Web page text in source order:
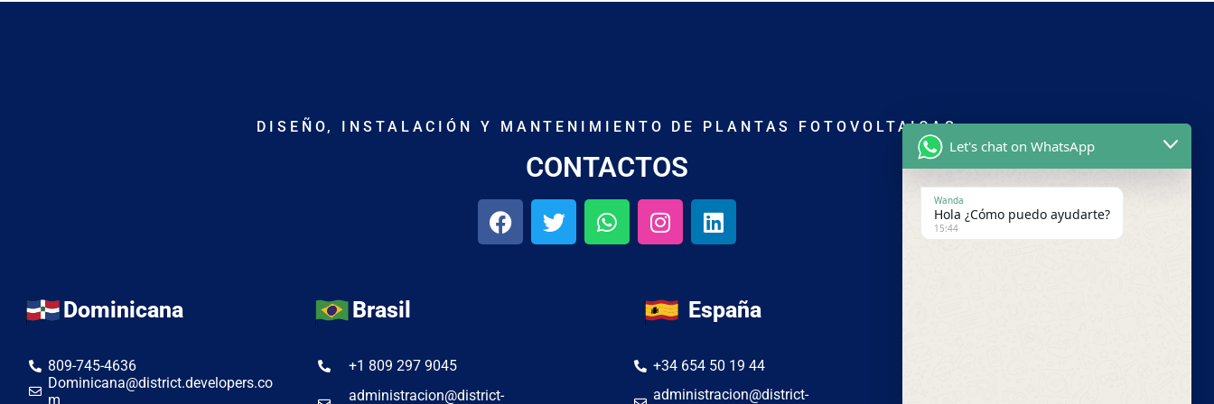
DISEÑO, INSTALACIÓN Y MANTENIMIENTO DE PLANTAS FOTOVOLTAICAS
CONTACTOS
Dominicana
809-745-4636
Dominicana@district.developers.co
m
Brasil
+1 809 297 9045
administracion@district-
España
+34 654 50 19 44
administracion@district-
Let's chat on WhatsApp
Wanda
Hola ¿Cómo puedo ayudarte?
15:44